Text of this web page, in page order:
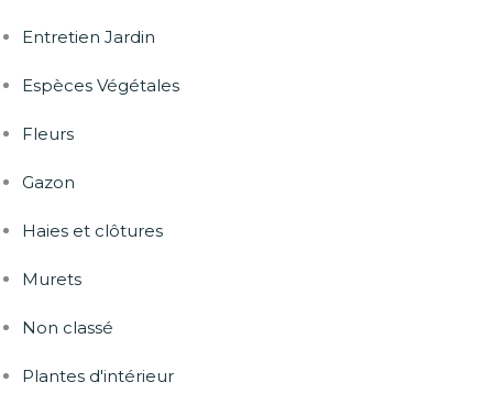
Entretien Jardin
Espèces Végétales
Fleurs
Gazon
Haies et clôtures
Murets
Non classé
Plantes d'intérieur